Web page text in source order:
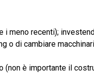
i meno recenti);
o di cambiare
è importante il